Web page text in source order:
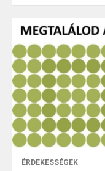
ÉRDEKESSÉGEK